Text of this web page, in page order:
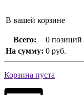
В вашей корзине
Всего:
0 позиций
На сумму: 0 руб.
Корзина пуста